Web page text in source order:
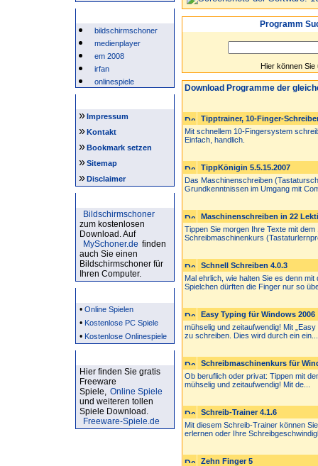
bildschirmschoner
medienplayer
em 2008
irfan
onlinespiele
»Impressum
»Kontakt
»Bookmark setzen
»Sitemap
»Disclaimer
Bildschirmschoner
zum kostenlosen
Download. Auf
MySchoner.de finden
auch Sie einen
Bildschirmschoner für
Ihren Computer.
• Online Spielen
• Kostenlose PC Spiele
• Kostenlose Onlinespiele
Hier finden Sie gratis
Freeware
Spiele, Online Spiele
und weiteren tollen
Spiele Download.
Freeware-Spiele.de
Programm
Hier können
Download Programme der
Tipptrainer, 10-Finger-
Mit schnellem 10-Fingersystem
Einfach, handlich.
TippKönigin 5.5.15.2007
Das Maschinenschreiben
Grundkenntnissen im Umgang mit
Maschinenschreiben in 22
Tippen Sie morgen Ihre Texte mit
Schreibmaschinenkurs
Schnell Schreiben 4.0.3
Mal ehrlich, wie halten Sie es denn
Spielchen dürften die Finger nur so
Easy Typing für Windows 2006
mühselig und zeitaufwendig! Mit
zu schreiben. Dies wird durch ein ein...
Schreibmaschinenkurs für
Ob beruflich oder privat: Tippen mit
mühselig und zeitaufwendig! Mit de...
Schreib-Trainer 4.1.6
Mit diesem Schreib-Trainer können
erlernen oder Ihre
Zehn Finger 5